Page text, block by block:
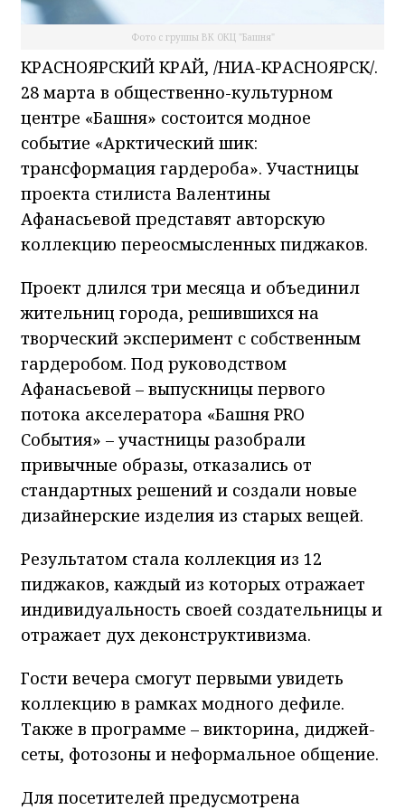
Фото с группы ВК ОКЦ "Башня"
КРАСНОЯРСКИЙ КРАЙ, /НИА-КРАСНОЯРСК/.
28 марта в общественно-культурном
центре «Башня» состоится модное
событие «Арктический шик:
трансформация гардероба». Участницы
проекта стилиста Валентины
Афанасьевой представят авторскую
коллекцию переосмысленных пиджаков.
Проект длился три месяца и объединил
жительниц города, решившихся на
творческий эксперимент с собственным
гардеробом. Под руководством
Афанасьевой – выпускницы первого
потока акселератора «Башня PRO
События» – участницы разобрали
привычные образы, отказались от
стандартных решений и создали новые
дизайнерские изделия из старых вещей.
Результатом стала коллекция из 12
пиджаков, каждый из которых отражает
индивидуальность своей создательницы и
отражает дух деконструктивизма.
Гости вечера смогут первыми увидеть
коллекцию в рамках модного дефиле.
Также в программе – викторина, диджей-
сеты, фотозоны и неформальное общение.
Для посетителей предусмотрена